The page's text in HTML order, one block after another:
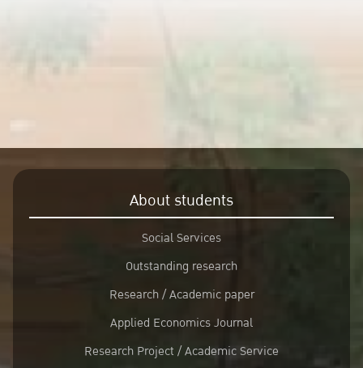
กรอบข้อมูลในแบบฟอร์มให้ครบถ้วน
แนบไฟล์ผลงานตามรูปแบบที่กำหนด ผลงานต้องเป็นไฟล์ MP4/MON
About students
Social Services
Outstanding research
Research / Academic paper
Applied Economics Journal
Research Project / Academic Service